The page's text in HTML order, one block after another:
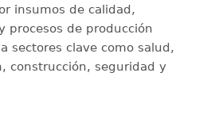
insumos de calidad,
procesos de producción
sectores clave como salud,
construcción, seguridad y